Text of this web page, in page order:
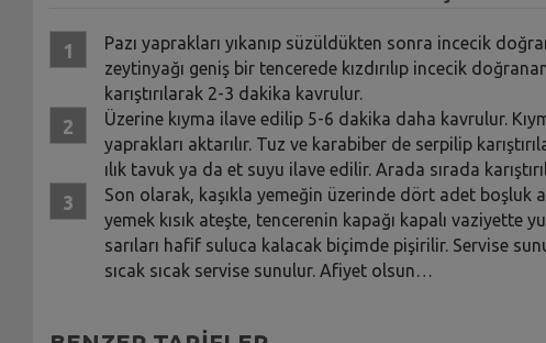
Pazı yaprakları yıkanıp süzüldükten sonra incecik
zeytinyağı geniş bir tencerede kızdırılıp incecik
karıştırılarak 2-3 dakika kavrulur.
Üzerine kıyma ilave edilip 5-6 dakika daha kavrulur.
yaprakları aktarılır. Tuz ve karabiber de serpilip
ılık tavuk ya da et suyu ilave edilir. Arada sırada
Son olarak, kaşıkla yemeğin üzerinde dört adet boşluk
yemek kısık ateşte, tencerenin kapağı kapalı vaziyette
sarıları hafif suluca kalacak biçimde pişirilir. Servise
sıcak sıcak servise sunulur. Afiyet olsun…